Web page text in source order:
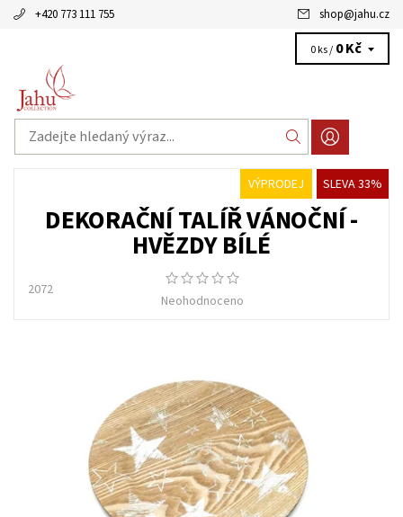
+420 773 111 755 shop@jahu.cz
0 ks / 0 Kč
VÝPRODEJ SLEVA 33%
DEKORAČNÍ TALÍŘ VÁNOČNÍ -
HVĚZDY BÍLÉ
2072
Neohodnoceno